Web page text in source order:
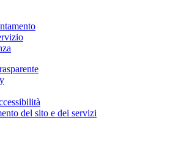
del sito e dei servizi